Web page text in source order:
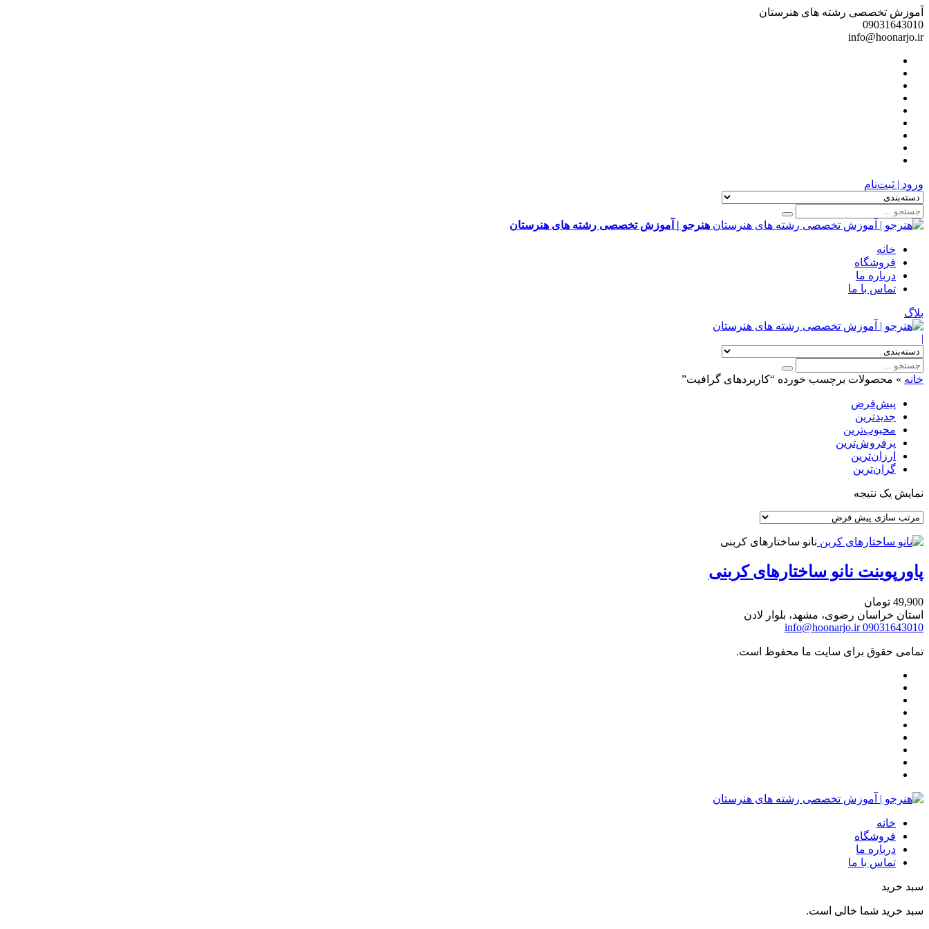
آموزش تخصصی رشته های هنرستان
09031643010
info@hoonarjo.ir
ورود | ثبت‌نام
هنرجو | آموزش تخصصی رشته های هنرستان
خانه
فروشگاه
درباره ما
تماس با ما
بلاگ
|
خانه » محصولات برچسب خورده “کاربردهای گرافیت”
پیش‌فرض
جدیدترین
محبوب‌ترین
پرفروش‌ترین
ارزان‌ترین
گران‌ترین
نمایش یک نتیجه
نانو ساختارهای کربنی
پاورپوینت نانو ساختارهای کربنی
49,900 تومان
استان خراسان رضوی، مشهد، بلوار لادن
09031643010
info@hoonarjo.ir
تمامی حقوق برای سایت ما محفوظ است.
خانه
فروشگاه
درباره ما
تماس با ما
سبد خرید
سبد خرید شما خالی است.